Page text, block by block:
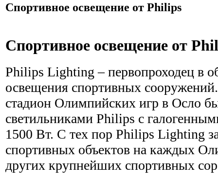
Спортивное освещение от Philips
Спортивное освещение от
Philips Lighting – первопроходец в
освещения спортивных
стадион Олимпийских игр в Осло
светильниками Philips с
1500 Вт. С тех пор Philips Lighting
спортивных объектов на каждых
других крупнейших спортивных